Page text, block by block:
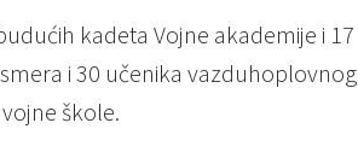
kadeta Vojne akademije i 17
i 30 učenika vazduhoplovnog
škole.